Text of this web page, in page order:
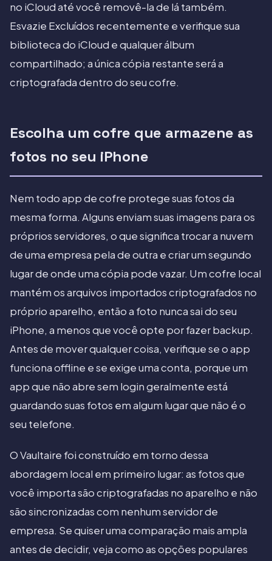
no iCloud até você removê-la de lá também.
Esvazie Excluídos recentemente e verifique sua
biblioteca do iCloud e qualquer álbum
compartilhado; a única cópia restante será a
criptografada dentro do seu cofre.
Escolha um cofre que armazene as
fotos no seu iPhone
Nem todo app de cofre protege suas fotos da
mesma forma. Alguns enviam suas imagens para os
próprios servidores, o que significa trocar a nuvem
de uma empresa pela de outra e criar um segundo
lugar de onde uma cópia pode vazar. Um cofre local
mantém os arquivos importados criptografados no
próprio aparelho, então a foto nunca sai do seu
iPhone, a menos que você opte por fazer backup.
Antes de mover qualquer coisa, verifique se o app
funciona offline e se exige uma conta, porque um
app que não abre sem login geralmente está
guardando suas fotos em algum lugar que não é o
seu telefone.
O Vaultaire foi construído em torno dessa
abordagem local em primeiro lugar: as fotos que
você importa são criptografadas no aparelho e não
são sincronizadas com nenhum servidor de
empresa. Se quiser uma comparação mais ampla
antes de decidir, veja como as opções populares